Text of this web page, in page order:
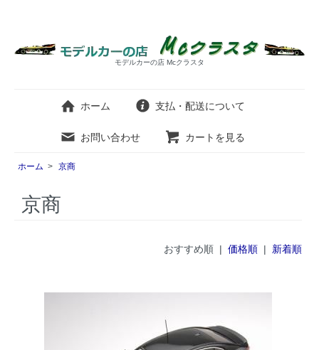
モデルカーの店 Mcクラスタ
ホーム 支払・配送について
お問い合わせ カートを見る
ホーム > 京商
京商
おすすめ順 | 価格順| 新着順